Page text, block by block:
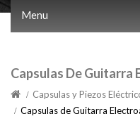
Menu
Capsulas De Guitarra
Capsulas y Piezos
Capsulas de Guitarra